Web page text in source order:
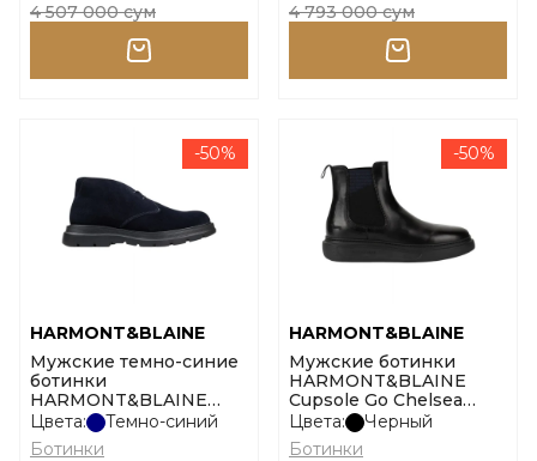
4 507 000 сум 4 793 000 сум
-50%
HARMONT&BLAINE
Мужские темно-синие
ботинки
HARMONT&BLAINE
Dress - casual lace-up
размер 39
Цвета:
Темно-синий
Ботинки
-50%
HARMONT&BLAINE
Мужские ботинки
HARMONT&BLAINE
Cupsole Go Chelsea
размер 45
Цвета:
Черный
Ботинки